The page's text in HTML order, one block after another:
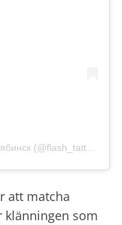
att matcha
klänningen som